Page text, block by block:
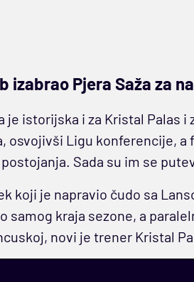
izabrao Pjera Saža za
je istorijska i za Kristal Palas
osvojivši Ligu konferencije, a
Sada su im se
koji je napravio čudo sa
samog kraja sezone, a
novi je trener Kristal